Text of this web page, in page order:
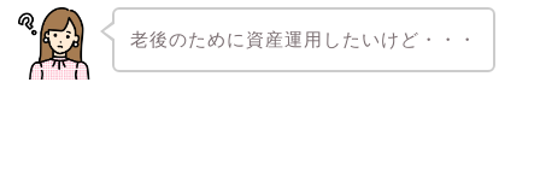
老後のために資産運用したいけど・・・